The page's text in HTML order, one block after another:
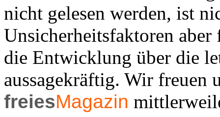
nicht gelesen werden, ist
Unsicherheitsfaktoren
die Entwicklung über die
aussagekräftig. Wir freuen
freiesMagazin